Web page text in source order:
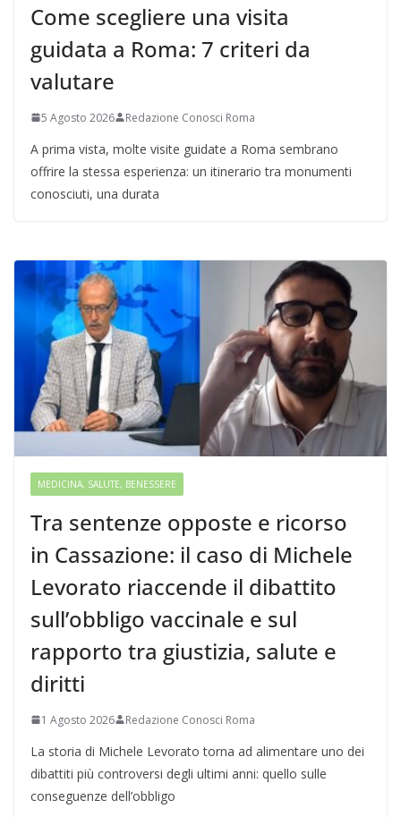
Come scegliere una visita
guidata a Roma: 7 criteri da
valutare
5 Agosto 2026 Redazione Conosci Roma
A prima vista, molte visite guidate a Roma sembrano
offrire la stessa esperienza: un itinerario tra monumenti
conosciuti, una durata
MEDICINA, SALUTE, BENESSERE
Tra sentenze opposte e ricorso
in Cassazione: il caso di Michele
Levorato riaccende il dibattito
sull’obbligo vaccinale e sul
rapporto tra giustizia, salute e
diritti
1 Agosto 2026 Redazione Conosci Roma
La storia di Michele Levorato torna ad alimentare uno dei
dibattiti più controversi degli ultimi anni: quello sulle
conseguenze dell’obbligo